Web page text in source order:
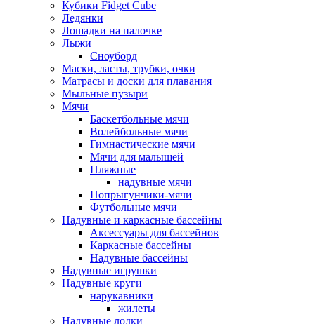
Кубики Fidget Cube
Ледянки
Лошадки на палочке
Лыжи
Сноуборд
Маски, ласты, трубки, очки
Матрасы и доски для плавания
Мыльные пузыри
Мячи
Баскетбольные мячи
Волейбольные мячи
Гимнастические мячи
Мячи для малышей
Пляжные
надувные мячи
Попрыгунчики-мячи
Футбольные мячи
Надувные и каркасные бассейны
Аксессуары для бассейнов
Каркасные бассейны
Надувные бассейны
Надувные игрушки
Надувные круги
нарукавники
жилеты
Надувные лодки